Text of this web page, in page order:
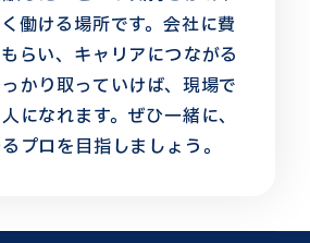
働ける場所です。会社に費
らい、キャリアにつながる
かり取っていけば、現場で
になれます。ぜひ一緒に、
プロを目指しましょう。